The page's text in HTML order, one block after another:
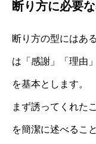
断り方に必要
断り方の型にはあ
は「感謝」「理由
を基本とします。
まず誘ってくれた
を簡潔に述べるこ